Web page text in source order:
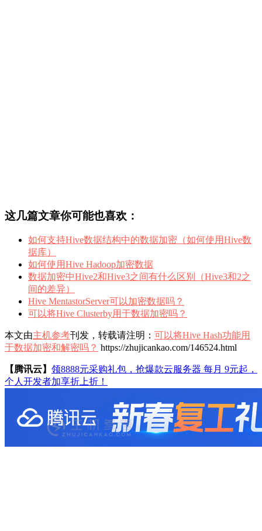
这几篇文章你可能也喜欢：
如何支持Hive数据结构中的数据加密（如何使用Hive数
据库）
如何使用Hive Hadoop加密数据
数据加密中Hive2和Hive3之间有什么区别（Hive3和2之
间的差异）
Hive MentastorServer可以加密数据吗？
可以将Hive Clusterby用于数据加密吗？
本文由主机参考刊发，转载请注明： 可以将Hive Hash功能用
于数据加密和解密吗？ https://zhujicankao.com/146524.html
【腾讯云】 领8888元采购礼包，抢爆款云服务器 每月 9元起，
个人开发者加享折上折！